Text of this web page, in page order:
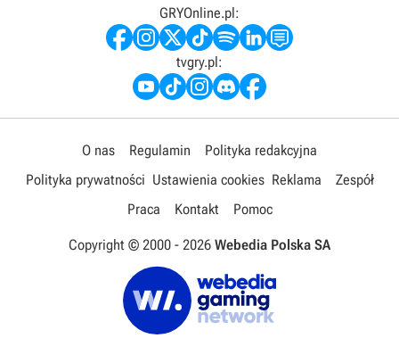
GRYOnline.pl:
tvgry.pl:
O nas Regulamin
Polityka redakcyjna
Polityka prywatności Ustawienia cookies Reklama
Zespół
Praca
Kontakt Pomoc
Copyright © 2000 - 2026 Webedia Polska SA